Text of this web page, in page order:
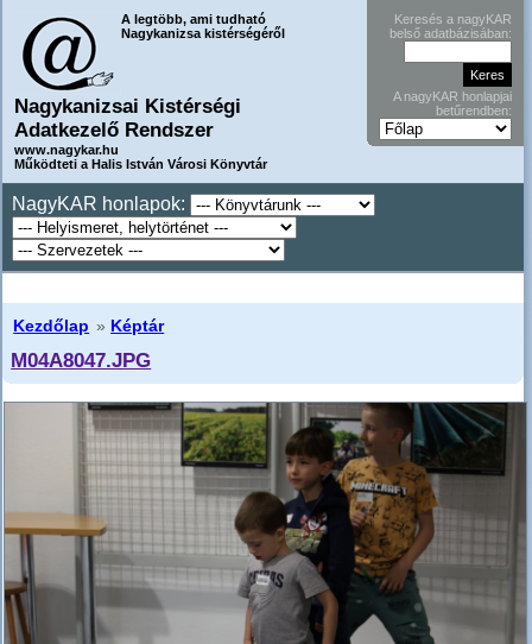
A legtöbb, ami tudható
Nagykanizsa kistérségéről
Nagykanizsai Kistérségi
Adatkezelő Rendszer
www.nagykar.hu
Működteti a Halis István Városi Könyvtár
Keresés a nagyKAR
belső adatbázisában:
A nagyKAR honlapjai
betűrendben:
NagyKAR honlapok:
Kezdőlap » Képtár
M04A8047.JPG